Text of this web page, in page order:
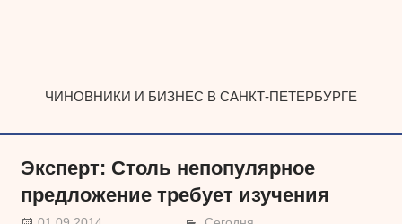
ЧИНОВНИКИ И БИЗНЕС В САНКТ-ПЕТЕРБУРГЕ
Эксперт: Столь непопулярное
предложение требует изучения